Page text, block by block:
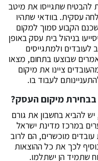
להבטיח שתגייסו את מיטב
עסקית. בוודאי שתהיו
הקבוע סמוך למקום
בניהול בית עסק באופן
ולמתגייסים
שבוצעו בתחום, מצאו
ציינו את מיקום
לעבוד בו.
בבחירת מיקום העסק?
להביא בחשבון את גורם
במרכז מדינת ישראל
עובדים מוכשרים, הם לרוב
לכך את כל ההוצאות
שתמיד הן ישתלמו.